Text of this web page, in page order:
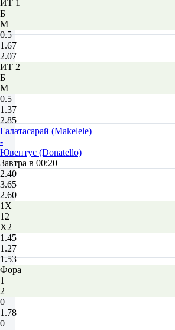
ИТ 1
Б
М
0.5
1.67
2.07
ИТ 2
Б
М
0.5
1.37
2.85
Галатасарай (Makelele)
-
Ювентус (Donatello)
Завтра в 00:20
2.40
3.65
2.60
1X
12
X2
1.45
1.27
1.53
Фора
1
2
0
1.78
0